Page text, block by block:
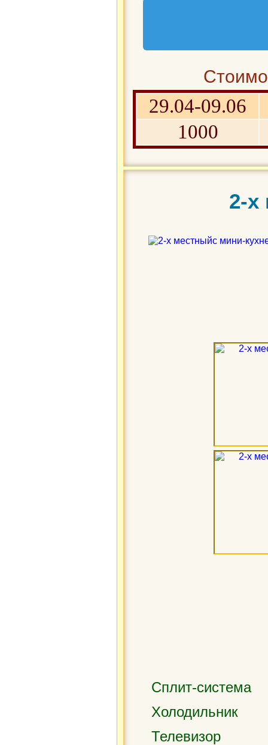
29.04-09.06
1000
2-х
Сплит-система
Холодильник
Телевизор